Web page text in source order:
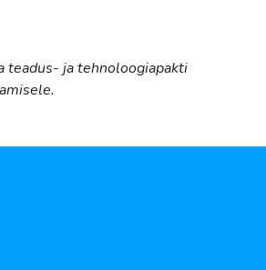
teadus- ja tehnoloogiapakti